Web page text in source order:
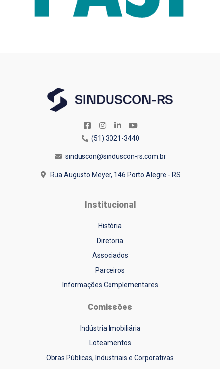
(51) 3021-3440
sinduscon@sinduscon-rs.com.br
Rua Augusto Meyer, 146 Porto Alegre - RS
Institucional
História
Diretoria
Associados
Parceiros
Informações Complementares
Comissões
Indústria Imobiliária
Loteamentos
Obras Públicas, Industriais e Corporativas